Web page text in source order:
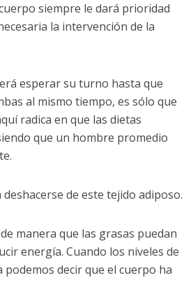
siempre le dará prioridad
la intervención de la
esperar su turno hasta que
al mismo tiempo, es sólo que
radica en que las dietas
que un hombre promedio
de este tejido adiposo.
manera que las grasas puedan
energía. Cuando los niveles de
decir que el cuerpo ha